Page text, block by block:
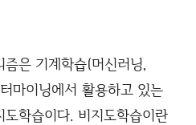
은 기계학습(머신러닝,
마이닝에서 활용하고 있는
학습이다. 비지도학습이란